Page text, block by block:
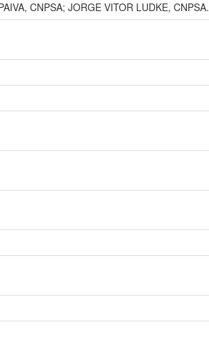
CNPSA; JORGE VITOR LUDKE, CNPSA.